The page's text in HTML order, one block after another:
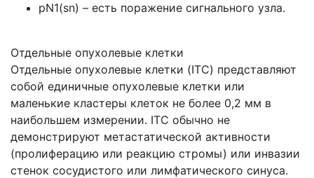
pN1(sn) – есть поражение сигнального узла.
Отдельные опухолевые клетки
Отдельные опухолевые клетки (ITC) представляют
собой единичные опухолевые клетки или
маленькие кластеры клеток не более 0,2 мм в
наибольшем измерении. ITC обычно не
демонстрируют метастатической активности
(пролиферацию или реакцию стромы) или инвазии
стенок сосудистого или лимфатического синуса.